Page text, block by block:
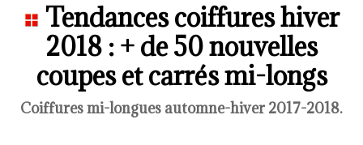
Tendances coiffures hiver
2018 : + de 50 nouvelles
coupes et carrés mi-longs
Coiffures mi-longues automne-hiver 2017-2018.